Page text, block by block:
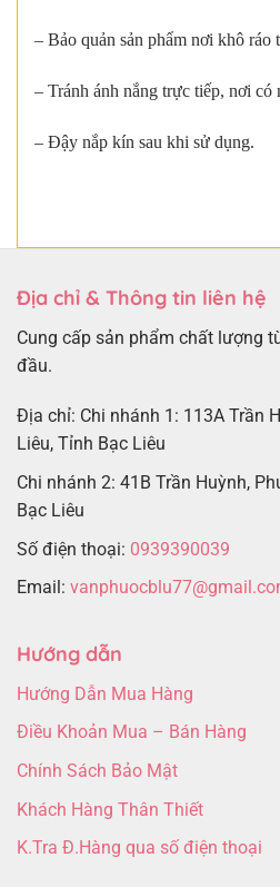
– Bảo quản sản phẩm nơi khô ráo
– Tránh ánh nắng trực tiếp, nơi có
– Đậy nắp kín sau khi sử dụng.
Địa chỉ & Thông tin liên hệ
Cung cấp sản phẩm chất lượng
đầu.
Địa chỉ: Chi nhánh 1: 113A Trần
Liêu, Tỉnh Bạc Liêu
Chi nhánh 2: 41B Trần Huỳnh,
Bạc Liêu
Số điện thoại: 0939390039
Email:
Hướng dẫn
Hướng Dẫn Mua Hàng
Điều Khoản Mua – Bán Hàng
Chính Sách Bảo Mật
Khách Hàng Thân Thiết
K.Tra Đ.Hàng qua số điện thoại